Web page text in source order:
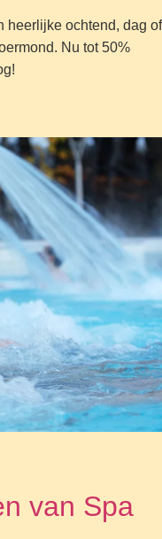
heerlijke ochtend, dag of
Nu tot 50%
van Spa